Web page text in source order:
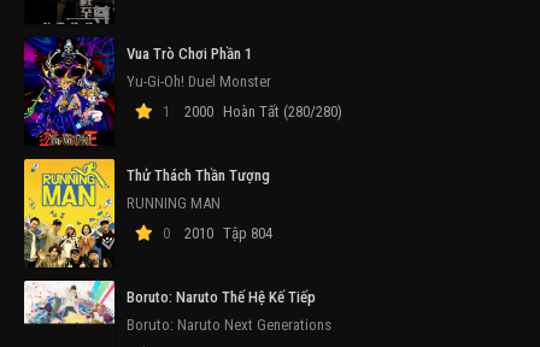
Vua Trò Chơi Phần 1
Yu-Gi-Oh! Duel Monster
1
2000 Hoàn Tất (280/280)
Thử Thách Thần Tượng
RUNNING MAN
0
2010 Tập 804
Boruto: Naruto Thế Hệ Kế Tiếp
Boruto: Naruto Next Generations